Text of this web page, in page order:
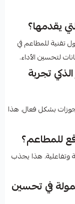
يقدمها؟
للمطاعم في
لتحسين الأداء.
تجربة
بشكل فعال. هذا
للمطاعم؟
هذا يجذب
في تحسين